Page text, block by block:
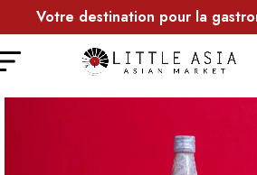
Votre destination pour la